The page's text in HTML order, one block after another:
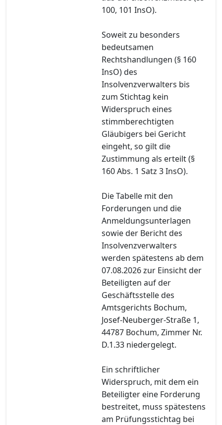
100, 101 InsO).
Soweit zu besonders
bedeutsamen
Rechtshandlungen (§ 160
InsO) des
Insolvenzverwalters bis
zum Stichtag kein
Widerspruch eines
stimmberechtigten
Gläubigers bei Gericht
eingeht, so gilt die
Zustimmung als erteilt (§
160 Abs. 1 Satz 3 InsO).
Die Tabelle mit den
Forderungen und die
Anmeldungsunterlagen
sowie der Bericht des
Insolvenzverwalters
werden spätestens ab dem
07.08.2026 zur Einsicht der
Beteiligten auf der
Geschäftsstelle des
Amtsgerichts Bochum,
Josef-Neuberger-Straße 1,
44787 Bochum, Zimmer Nr.
D.1.33 niedergelegt.
Ein schriftlicher
Widerspruch, mit dem ein
Beteiligter eine Forderung
bestreitet, muss spätestens
am Prüfungsstichtag bei